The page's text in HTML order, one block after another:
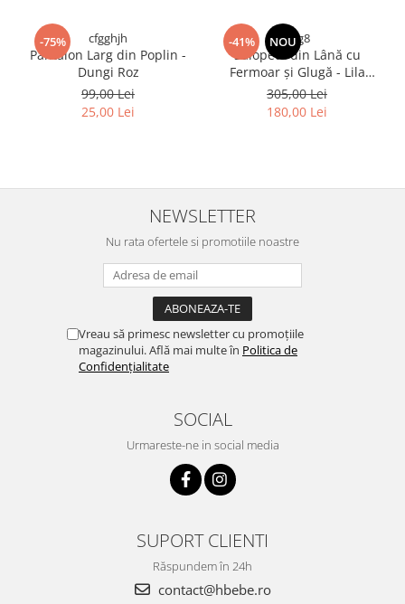
-75% cfgghjh
Pantalon Larg din Poplin -
Dungi Roz
99,00 Lei
25,00 Lei
-41% NOUrfrg8
Salopetă din Lână cu
Fermoar și Glugă - Lila
Bradut
305,00 Lei
180,00 Lei
NEWSLETTER
Nu rata ofertele si promotiile noastre
Vreau să primesc newsletter cu promoțiile
magazinului. Află mai multe în Politica de
Confidențialitate
SOCIAL
Urmareste-ne in social media
SUPORT CLIENTI
Răspundem în 24h
contact@hbebe.ro